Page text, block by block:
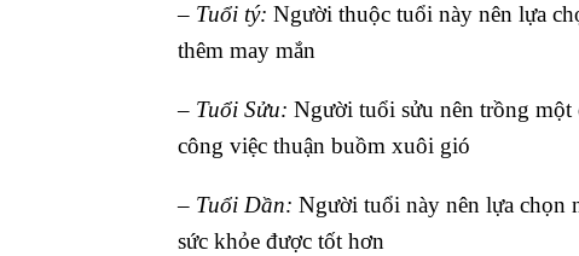
– Tuổi tý: Người thuộc tuổi này nên lựa
thêm may mắn
– Tuổi Sửu: Người tuổi sửu nên trồng một
công việc thuận buồm xuôi gió
– Tuổi Dần: Người tuổi này nên lựa chọn
sức khỏe được tốt hơn